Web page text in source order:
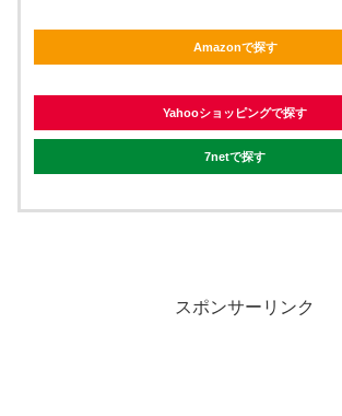
Amazonで探す
Yahooショッピングで探す
7netで探す
スポンサーリンク